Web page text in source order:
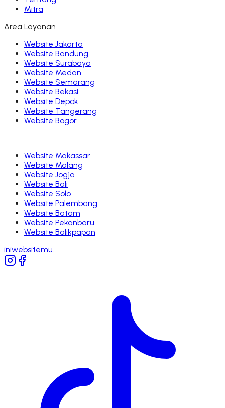
Mitra
Area Layanan
Website Jakarta
Website Bandung
Website Surabaya
Website Medan
Website Semarang
Website Bekasi
Website Depok
Website Tangerang
Website Bogor
Website Makassar
Website Malang
Website Jogja
Website Bali
Website Solo
Website Palembang
Website Batam
Website Pekanbaru
Website Balikpapan
iniwebsitemu.